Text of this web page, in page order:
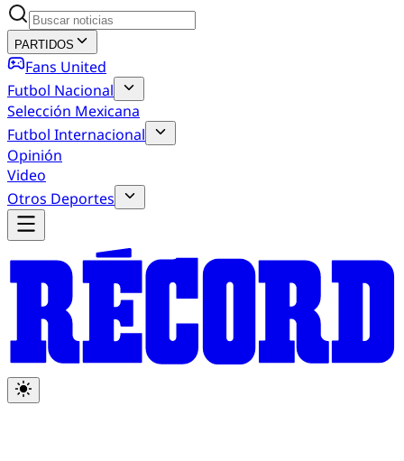
PARTIDOS
Fans United
Futbol Nacional
Selección Mexicana
Futbol Internacional
Opinión
Video
Otros Deportes